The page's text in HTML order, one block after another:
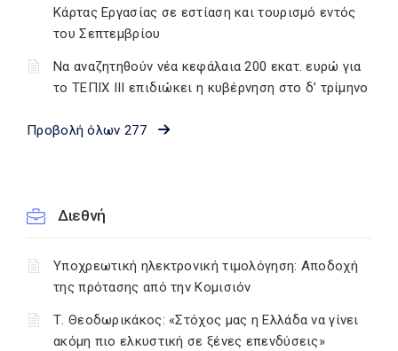
Κάρτας Εργασίας σε εστίαση και τουρισμό εντός
του Σεπτεμβρίου
Να αναζητηθούν νέα κεφάλαια 200 εκατ. ευρώ για
το ΤΕΠΙΧ ΙΙΙ επιδιώκει η κυβέρνηση στο δ’ τρίμηνο
Προβολή όλων 277
Διεθνή
Υποχρεωτική ηλεκτρονική τιμολόγηση: Αποδοχή
της πρότασης από την Κομισιόν
Τ. Θεοδωρικάκος: «Στόχος μας η Ελλάδα να γίνει
ακόμη πιο ελκυστική σε ξένες επενδύσεις»